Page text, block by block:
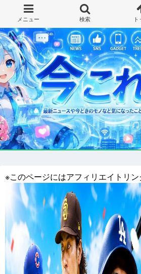
※このページにはアフィリエイトリン